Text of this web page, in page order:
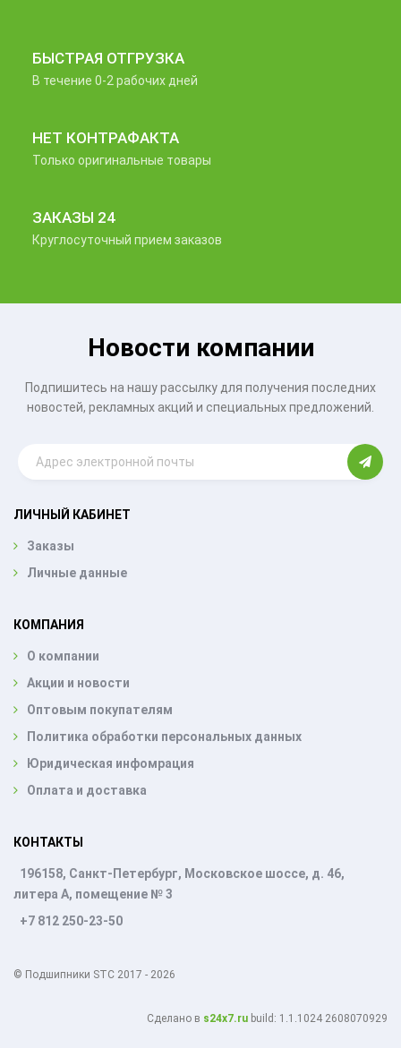
БЫСТРАЯ ОТГРУЗКА
В течение 0-2 рабочих дней
НЕТ КОНТРАФАКТА
Только оригинальные товары
ЗАКАЗЫ 24
Круглосуточный прием заказов
Новости компании
Подпишитесь на нашу рассылку для получения последних
новостей, рекламных акций и специальных предложений.
ЛИЧНЫЙ КАБИНЕТ
Заказы
Личные данные
КОМПАНИЯ
О компании
Акции и новости
Оптовым покупателям
Политика обработки персональных данных
Юридическая инфомрация
Оплата и доставка
КОНТАКТЫ
196158, Санкт-Петербург, Московское шоссе, д. 46,
литера А, помещение № 3
+7 812 250-23-50
© Подшипники STC 2017 - 2026
Cделано в s24x7.ru build: 1.1.1024 2608070929